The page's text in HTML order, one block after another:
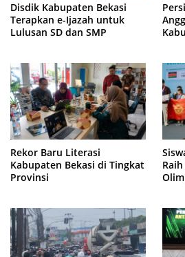
Disdik Kabupaten Bekasi
Terapkan e-Ijazah untuk
Lulusan SD dan SMP
Rekor Baru Literasi
Kabupaten Bekasi di Tingkat
Provinsi